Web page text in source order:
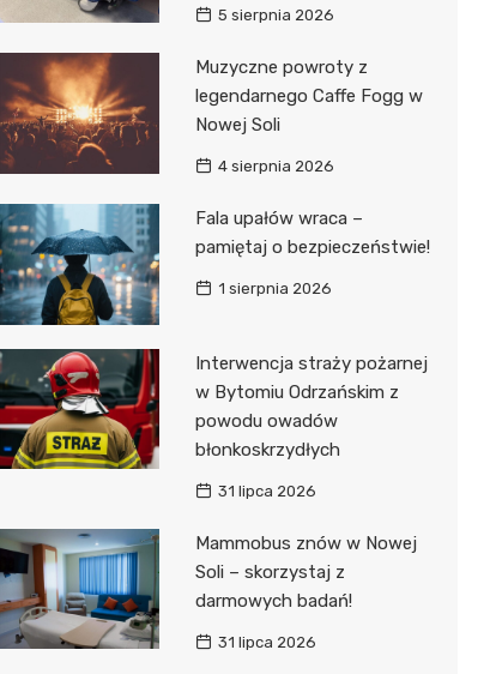
5 sierpnia 2026
Muzyczne powroty z
legendarnego Caffe Fogg w
Nowej Soli
4 sierpnia 2026
Fala upałów wraca –
pamiętaj o bezpieczeństwie!
1 sierpnia 2026
Interwencja straży pożarnej
w Bytomiu Odrzańskim z
powodu owadów
błonkoskrzydłych
31 lipca 2026
Mammobus znów w Nowej
Soli – skorzystaj z
darmowych badań!
31 lipca 2026